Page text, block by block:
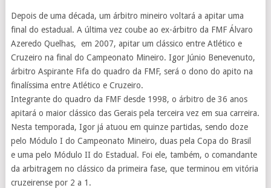
Depois de uma década, um árbitro mineiro voltará a apitar uma
final do estadual. A última vez coube ao ex-árbitro da FMF Álvaro
Azeredo Quelhas, em 2007, apitar um clássico entre Atlético e
Cruzeiro na final do Campeonato Mineiro. Igor Júnio Benevenuto,
árbitro Aspirante Fifa do quadro da FMF, será o dono do apito na
finalíssima entre Atlético e Cruzeiro.
Integrante do quadro da FMF desde 1998, o árbitro de 36 anos
apitará o maior clássico das Gerais pela terceira vez em sua carreira.
Nesta temporada, Igor já atuou em quinze partidas, sendo doze
pelo Módulo I do Campeonato Mineiro, duas pela Copa do Brasil
e uma pelo Módulo II do Estadual. Foi ele, também, o comandante
da arbitragem no clássico da primeira fase, que terminou em vitória
cruzeirense por 2 a 1.